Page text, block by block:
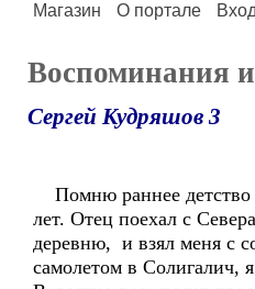
Магазин
О портале
Воспоминания
Сергей Кудряшов 3
Помню раннее
лет. Отец поехал с
деревню, и взял меня с
самолетом в Солигалич,